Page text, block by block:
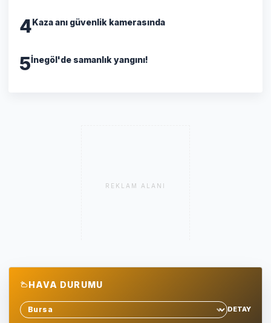
4Kaza anı güvenlik kamerasında
5İnegöl'de samanlık yangını!
REKLAM ALANI
HAVA DURUMU
Sehir sec
DETAY